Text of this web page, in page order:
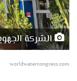
الشركة
worldwatercongress.com